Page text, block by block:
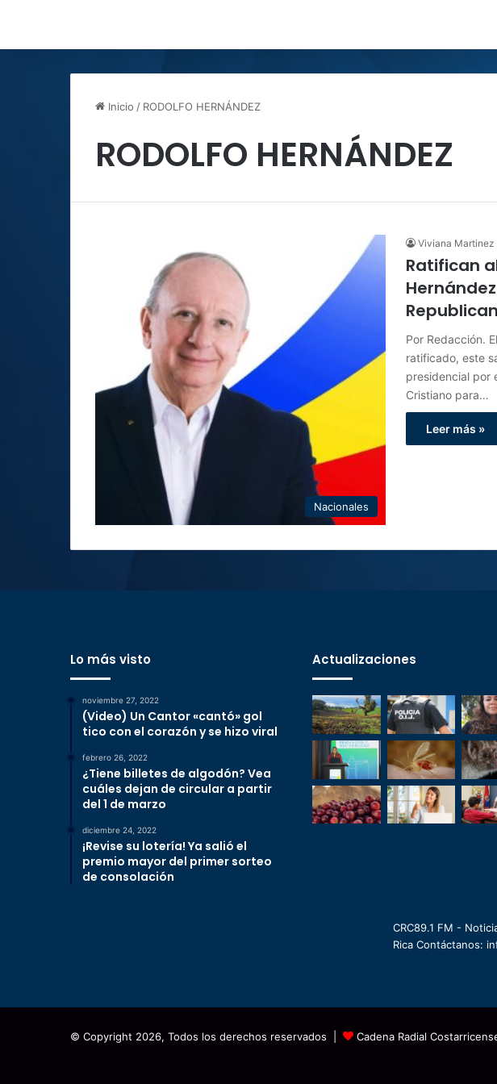
Inicio / RODOLFO HERNÁNDEZ
RODOLFO HERNÁNDEZ
Nacionales
Viviana Martinez
Ratifican
Por Redacción.
ratificado, este
presidencial por
Cristiano para…
Leer más »
Lo más visto
noviembre 27, 2022
(Video) Un Cantor «cantó» gol
tico con el corazón y se hizo viral
febrero 26, 2022
¿Tiene billetes de algodón? Vea
cuáles dejan de circular a partir
del 1 de marzo
diciembre 24, 2022
¡Revise su lotería! Ya salió el
premio mayor del primer sorteo
de consolación
Actualizaciones
CRC89.1 FM -
Rica Contáctanos:
© Copyright 2026, Todos los derechos reservados | Cadena Radial